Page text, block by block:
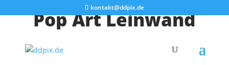
kontakt@ddpix.de
Pop Art Leinwand
Hier findest du eine Auswahl unserer besten Dresden
. Kräftige, leuchtende